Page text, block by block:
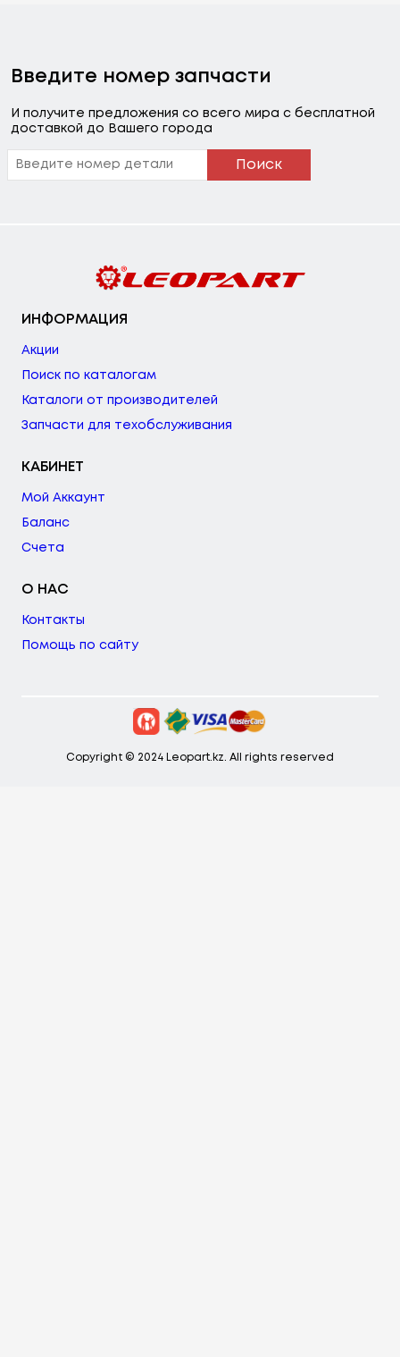
Введите номер запчасти
И получите предложения со всего мира с бесплатной
доставкой до Вашего города
Поиск
ИНФОРМАЦИЯ
Акции
Поиск по каталогам
Каталоги от производителей
Запчасти для техобслуживания
КАБИНЕТ
Мой Аккаунт
Баланс
Счета
О НАС
Контакты
Помощь по сайту
Copyright © 2024 Leopart.kz. All rights reserved